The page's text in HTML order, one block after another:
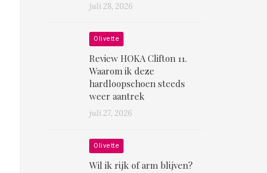
juli 28, 2026
Olivette
Review HOKA Clifton 11.
Waarom ik deze
hardloopschoen steeds
weer aantrek
juli 27, 2026
Olivette
Wil ik rijk of arm blijven?